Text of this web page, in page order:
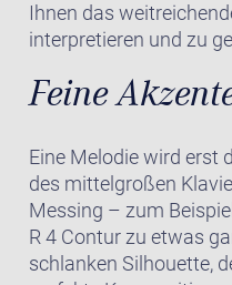
Ihnen das
interpretieren und zu
Feine
Eine Melodie wird erst
des mittelgroßen
Messing – zum
R 4 Contur zu etwas
schlanken Silhouette,